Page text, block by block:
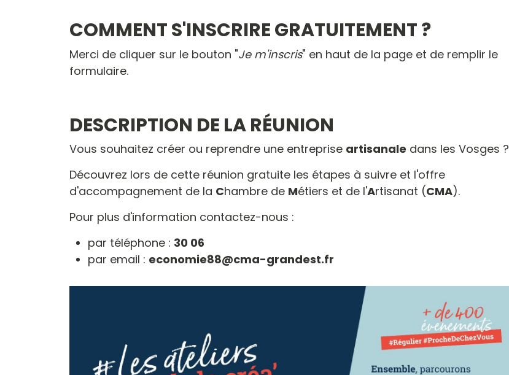
COMMENT S'INSCRIRE GRATUITEMENT ?
Merci de cliquer sur le bouton "Je m'inscris" en haut de la page et de remplir le
formulaire.
DESCRIPTION DE LA RÉUNION
Vous souhaitez créer ou reprendre une entreprise artisanale dans les Vosges ?
Découvrez lors de cette réunion gratuite les étapes à suivre et l'offre
d'accompagnement de la Chambre de Métiers et de l'Artisanat (CMA).
Pour plus d'information contactez-nous :
par téléphone : 30 06
par email : economie88@cma-grandest.fr